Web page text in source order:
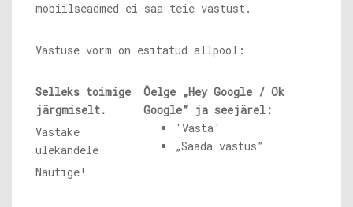
mobiilseadmed ei saa teie vastust.
Vastuse vorm on esitatud allpool:
Selleks toimige
järgmiselt.
Öelge „Hey Google / Ok
Google” ja seejärel:
Vastake
ülekandele
'Vasta'
„Saada vastus”
Nautige!